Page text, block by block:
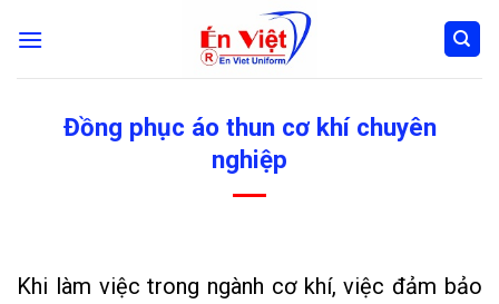
Đồng phục áo thun cơ khí chuyên
nghiệp
Khi làm việc trong ngành cơ khí, việc đảm bảo